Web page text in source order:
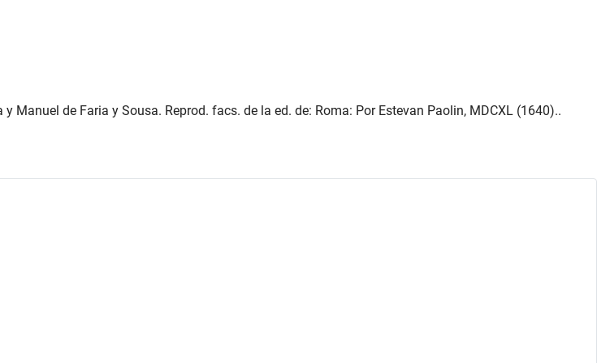
Manuel de Faria y Sousa. Reprod. facs. de la ed. de: Roma: Por Estevan Paolin, MDCXL (1640)..